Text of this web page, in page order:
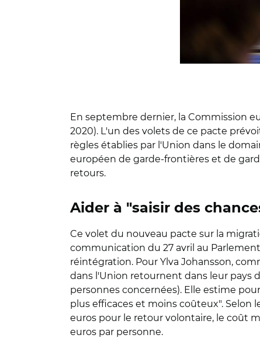
En septembre dernier, la Commission
2020). L'un des volets de ce pacte
règles établies par l'Union dans le
européen de garde-frontières et de
retours.
Aider à "saisir des
Ce volet du nouveau pacte sur la
communication du 27 avril au
réintégration. Pour Ylva Johansson,
dans l'Union retournent dans leur pays
personnes concernées). Elle estime
plus efficaces et moins coûteux". Selon
euros pour le retour volontaire, le coût
euros par personne.